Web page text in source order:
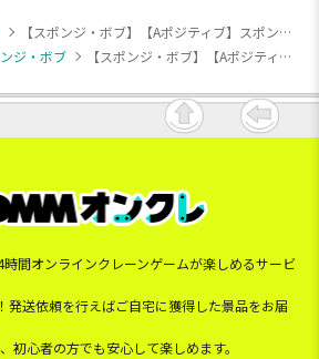
【スポンジ・ボブ】【Aポジティブ】スポンジ・ボブ 超BIGクッション
ジ・ボブ 【スポンジ・ボブ】【Aポジティブ】スポンジ・ボブ 超BIGクッション
間オンラインクレーンゲームが楽しめるサービ
発送依頼を行えばご自宅に獲得した景品をお届
初心者の方でも安心して楽しめます。